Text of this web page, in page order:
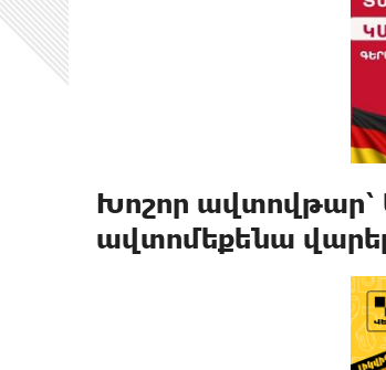
Խոշոր ավտովթար՝
ավտոմեքենա